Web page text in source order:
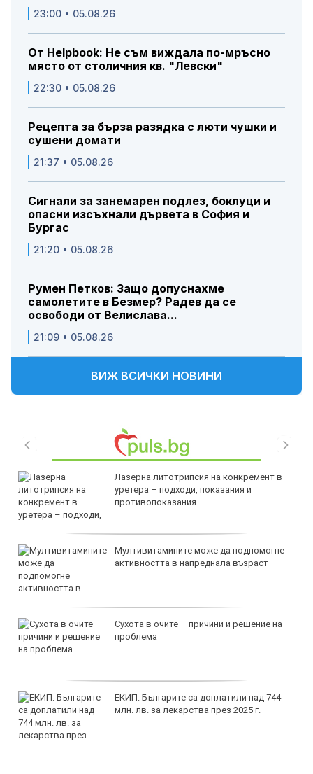
23:00 • 05.08.26
От Helpbook: Не съм виждала по-мръсно
място от столичния кв. "Левски"
22:30 • 05.08.26
Рецепта за бърза разядка с люти чушки и
сушени домати
21:37 • 05.08.26
Сигнали за занемарен подлез, боклуци и
опасни изсъхнали дървета в София и
Бургас
21:20 • 05.08.26
Румен Петков: Защо допуснахме
самолетите в Безмер? Радев да се
освободи от Велислава...
21:09 • 05.08.26
ВИЖ ВСИЧКИ НОВИНИ
Лазерна литотрипсия на конкремент в
уретера – подходи, показания и
противопоказания
Мултивитамините може да подпомогне
активността в напреднала възраст
Сухота в очите – причини и решение на
проблема
ЕКИП: Българите са доплатили над 744
млн. лв. за лекарства през 2025 г.